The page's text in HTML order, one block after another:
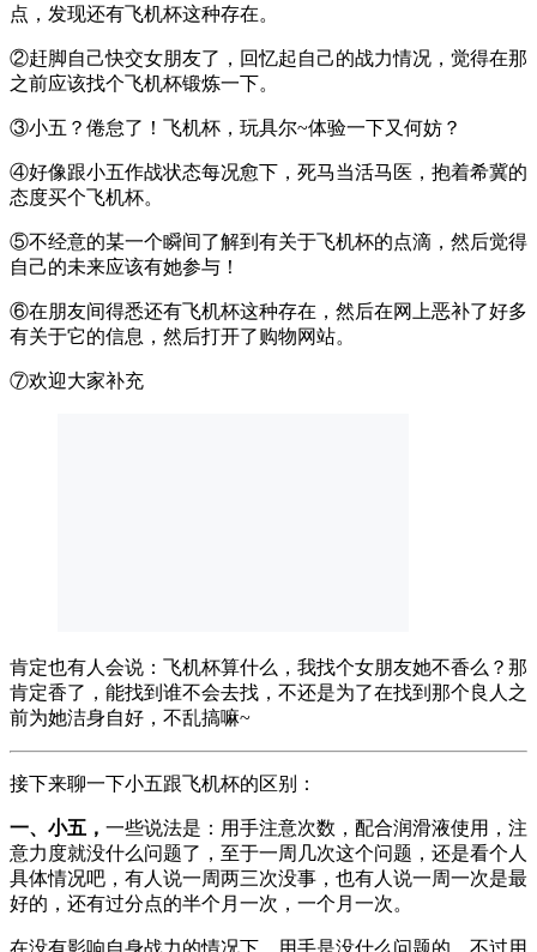
点，发现还有飞机杯这种存在。
②赶脚自己快交女朋友了，回忆起自己的战力情况，觉得在那
之前应该找个飞机杯锻炼一下。
③小五？倦怠了！飞机杯，玩具尔~体验一下又何妨？
④好像跟小五作战状态每况愈下，死马当活马医，抱着希冀的
态度买个飞机杯。
⑤不经意的某一个瞬间了解到有关于飞机杯的点滴，然后觉得
自己的未来应该有她参与！
⑥在朋友间得悉还有飞机杯这种存在，然后在网上恶补了好多
有关于它的信息，然后打开了购物网站。
⑦欢迎大家补充
肯定也有人会说：飞机杯算什么，我找个女朋友她不香么？那
肯定香了，能找到谁不会去找，不还是为了在找到那个良人之
前为她洁身自好，不乱搞嘛~
接下来聊一下小五跟飞机杯的区别：
一、小五， 一些说法是：用手注意次数，配合润滑液使用，注
意力度就没什么问题了，至于一周几次这个问题，还是看个人
具体情况吧，有人说一周两三次没事，也有人说一周一次是最
好的，还有过分点的半个月一次，一个月一次。
在没有影响自身战力的情况下，用手是没什么问题的，不过用